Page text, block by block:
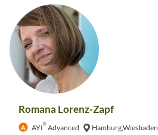
Romana Lorenz-Zapf
AYI® Advanced Hamburg,Wiesbaden